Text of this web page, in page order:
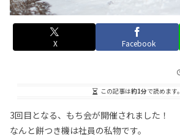
X Facebook
この記事は約1分で読めます。
3回目となる、もち会が開催されました！
なんと餅つき機は社員の私物です。